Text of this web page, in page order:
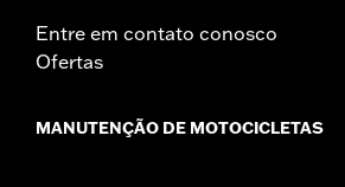
Entre em contato conosco
Ofertas
MANUTENÇÃO DE MOTOCICLETAS